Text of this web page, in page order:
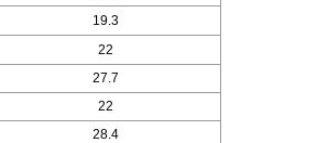
19.3
22
27.7
22
28.4